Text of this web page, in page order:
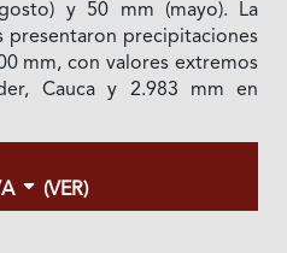
y 50 mm (mayo). La
presentaron precipitaciones
mm, con valores extremos
Cauca y 2.983 mm en
A (VER)